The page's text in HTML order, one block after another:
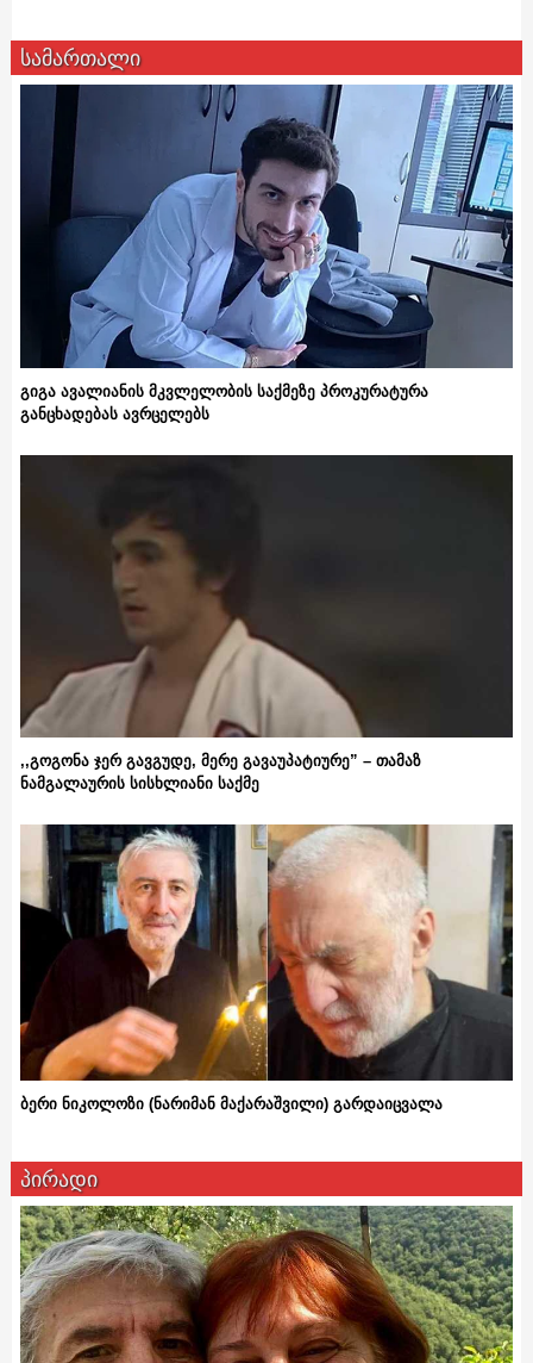
სამართალი
გიგა ავალიანის მკვლელობის საქმეზე პროკურატურა
განცხადებას ავრცელებს
,,გოგონა ჯერ გავგუდე, მერე გავაუპატიურე” – თამაზ
ნამგალაურის სისხლიანი საქმე
ბერი ნიკოლოზი (ნარიმან მაქარაშვილი) გარდაიცვალა
პირადი